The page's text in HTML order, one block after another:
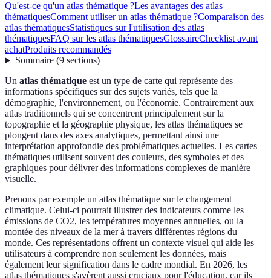
Qu'est-ce qu'un atlas thématique ?Les avantages des atlas
thématiquesComment utiliser un atlas thématique ?Comparaison des
atlas thématiquesStatistiques sur l'utilisation des atlas
thématiquesFAQ sur les atlas thématiquesGlossaireChecklist avant
achatProduits recommandés
Sommaire(9 sections)
Un atlas thématique est un type de carte qui représente des
informations spécifiques sur des sujets variés, tels que la
démographie, l'environnement, ou l'économie. Contrairement aux
atlas traditionnels qui se concentrent principalement sur la
topographie et la géographie physique, les atlas thématiques se
plongent dans des axes analytiques, permettant ainsi une
interprétation approfondie des problématiques actuelles. Les cartes
thématiques utilisent souvent des couleurs, des symboles et des
graphiques pour délivrer des informations complexes de manière
visuelle.
Prenons par exemple un atlas thématique sur le changement
climatique. Celui-ci pourrait illustrer des indicateurs comme les
émissions de CO2, les températures moyennes annuelles, ou la
montée des niveaux de la mer à travers différentes régions du
monde. Ces représentations offrent un contexte visuel qui aide les
utilisateurs à comprendre non seulement les données, mais
également leur signification dans le cadre mondial. En 2026, les
atlas thématiques s'avèrent aussi cruciaux pour l'éducation, car ils